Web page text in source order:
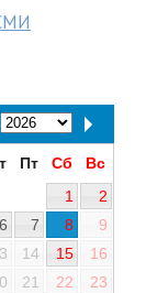
Пт Сб
Вс
1
2
6 7 8
9
14 15
16
21 22
23